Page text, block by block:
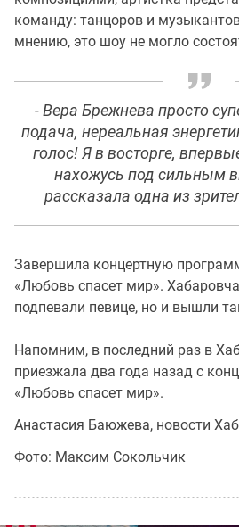
команду: танцоров и
мнению, это шоу не могло
- Вера Брежнева просто
подача, нереальная
голос! Я в восторге,
нахожусь под сильным
рассказала одна из
Завершила концертную
«Любовь спасет мир».
подпевали певице, но и вышли
Напомним, в последний раз в
приезжала два года назад с
«Любовь спасет мир».
Анастасия Баюжева, новости
Фото: Максим Сокольчик